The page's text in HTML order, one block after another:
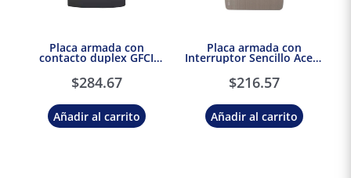
Placa armada con
contacto duplex GFCI
Negro Marisio Black
$284.67
Añadir al carrito
Placa armada con
Interruptor Sencillo Acero
Stalo & Kristalo Leviton
$216.57
Añadir al carrito